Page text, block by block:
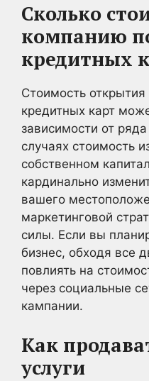
Сколько
компанию
кредитных
Стоимость
кредитных карт
зависимости от
случаях стоимость
собственном
кардинально
вашего
маркетинговой
силы. Если вы
бизнес, обходя все
повлиять на
через социальные
кампании.
Как
услуги